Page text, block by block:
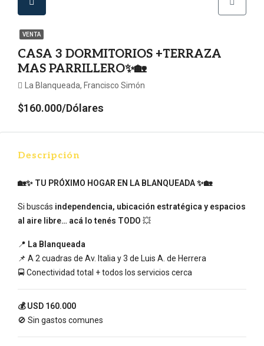
VENTA
CASA 3 DORMITORIOS +TERRAZA
MAS PARRILLERO✨🏡
La Blanqueada, Francisco Simón
$160.000/Dólares
Descripción
🏡✨ TU PRÓXIMO HOGAR EN LA BLANQUEADA ✨🏡
Si buscás independencia, ubicación estratégica y espacios
al aire libre… acá lo tenés TODO 💥
📍 La Blanqueada
📌 A 2 cuadras de Av. Italia y 3 de Luis A. de Herrera
🚍 Conectividad total + todos los servicios cerca
💰 USD 160.000
🚫 Sin gastos comunes